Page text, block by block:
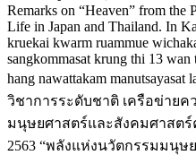
Remarks on “Heaven” from the
Life in Japan and Thailand. In
kruekai kwarm ruammue
sangkommasat krung thi 13
hang nawattakam
วิชาการระดับชาติ เครือข่ายค
มนุษยศาสตร์และสังคมศาสตร์
2563 “พลังแห่งนวัตกรรมมนุ